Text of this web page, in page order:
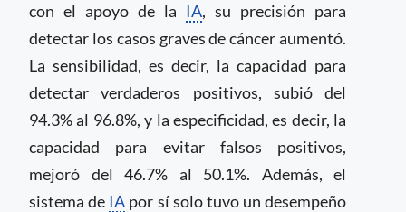
con el apoyo de la IA, su precisión para
detectar los casos graves de cáncer aumentó.
La sensibilidad, es decir, la capacidad para
detectar verdaderos positivos, subió del
94.3% al 96.8%, y la especificidad, es decir, la
capacidad para evitar falsos positivos,
mejoró del 46.7% al 50.1%. Además, el
sistema de IA por sí solo tuvo un desempeño